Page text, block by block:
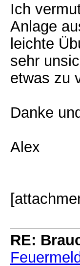
Ich
Anlage
leichte
sehr
etwas zu
Danke
Alex
RE: